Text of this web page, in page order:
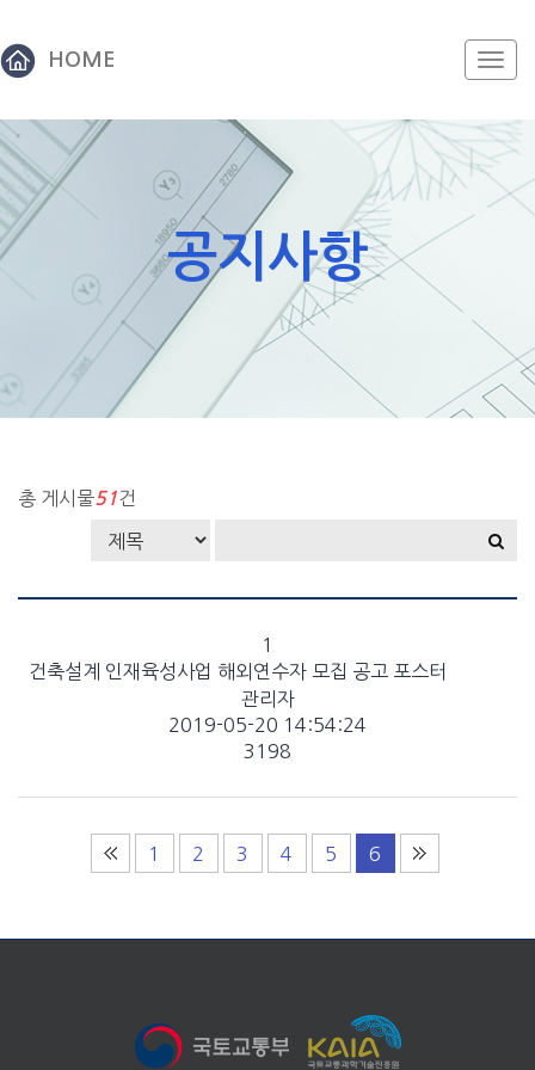
HOME
공지사항
총 게시물51건
1
건축설계 인재육성사업 해외연수자 모집 공고 포스터
관리자
2019-05-20 14:54:24
3198
1 2 3 4 5 6